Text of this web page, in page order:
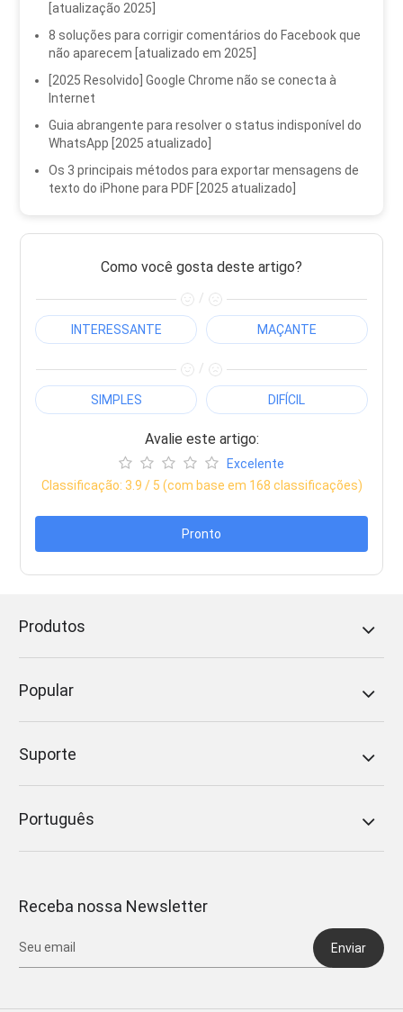
[atualização 2025]
8 soluções para corrigir comentários do Facebook que
não aparecem [atualizado em 2025]
[2025 Resolvido] Google Chrome não se conecta à
Internet
Guia abrangente para resolver o status indisponível do
WhatsApp [2025 atualizado]
Os 3 principais métodos para exportar mensagens de
texto do iPhone para PDF [2025 atualizado]
Como você gosta deste artigo?
/
INTERESSANTE MAÇANTE
/
SIMPLES DIFÍCIL
Avalie este artigo:
Excelente
Classificação: 3.9 / 5 (com base em 168 classificações)
Pronto
Produtos
Popular
Suporte
Português
Receba nossa Newsletter
Enviar